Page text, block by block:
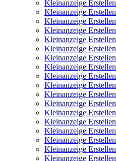
Kleinanzeige Erstellen
Kleinanzeige Erstellen
Kleinanzeige Erstellen
Kleinanzeige Erstellen
Kleinanzeige Erstellen
Kleinanzeige Erstellen
Kleinanzeige Erstellen
Kleinanzeige Erstellen
Kleinanzeige Erstellen
Kleinanzeige Erstellen
Kleinanzeige Erstellen
Kleinanzeige Erstellen
Kleinanzeige Erstellen
Kleinanzeige Erstellen
Kleinanzeige Erstellen
Kleinanzeige Erstellen
Kleinanzeige Erstellen
Kleinanzeige Erstellen